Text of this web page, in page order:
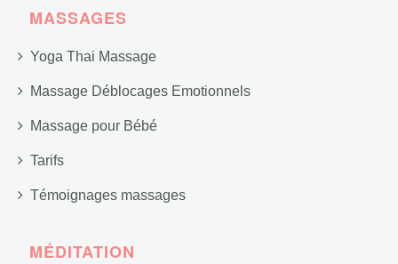
MASSAGES
Yoga Thai Massage
Massage Déblocages Emotionnels
Massage pour Bébé
Tarifs
Témoignages massages
MÉDITATION